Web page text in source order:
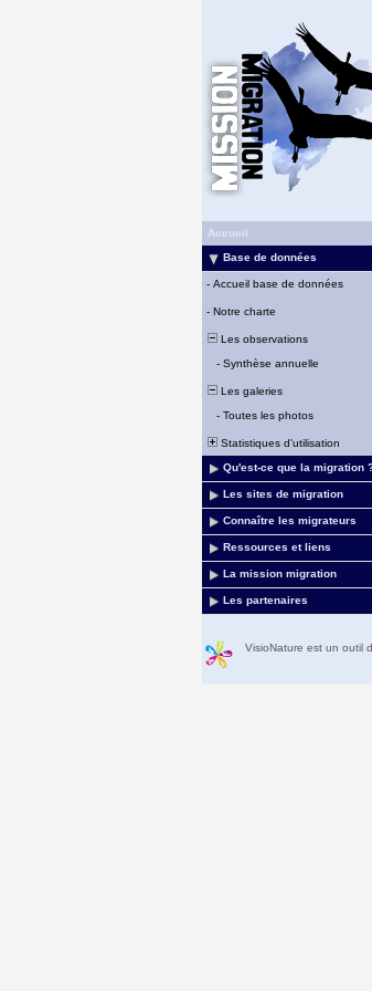
Accueil
Base de données
- Accueil base de données
- Notre charte
Les observations
- Synthèse annuelle
Les galeries
- Toutes les photos
Statistiques d'utilisation
Qu'est-ce que la migration
Les sites de migration
Connaître les migrateurs
Ressources et liens
La mission migration
Les partenaires
VisioNature est un outil